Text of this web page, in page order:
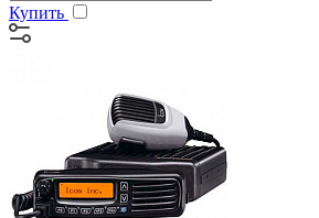
Купить